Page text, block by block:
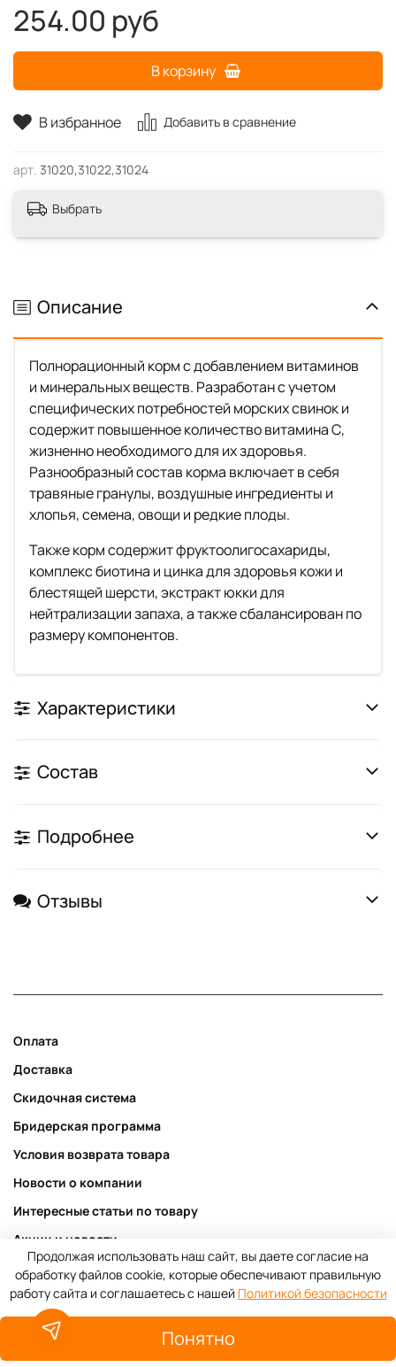
В избранное Добавить в сравнение
арт. 31020,31022,31024
254.00 руб
В корзину
Выбрать
Описание
Полнорационный корм с добавлением витаминов
и минеральных веществ. Разработан с учетом
специфических потребностей морских свинок и
содержит повышенное количество витамина С,
жизненно необходимого для их здоровья.
Разнообразный состав корма включает в себя
травяные гранулы, воздушные ингредиенты и
хлопья, семена, овощи и редкие плоды.
Также корм содержит фруктоолигосахариды,
комплекс биотина и цинка для здоровья кожи и
блестящей шерсти, экстракт юкки для
нейтрализации запаха, а также сбалансирован по
размеру компонентов.
Характеристики
Состав
Подробнее
Отзывы
Оплата
Доставка
Скидочная система
Бридерская программа
Условия возврата товара
Новости о компании
Интересные статьи по товару
Акции и новости
Публичная оферта
Пользовательское соглашение
Политика конфиденциальности
Продолжая использовать наш сайт, вы даете согласие на
обработку файлов cookie, которые обеспечивают правильную
работу сайта и соглашаетесь с нашей Политикой безопасности
Понятно